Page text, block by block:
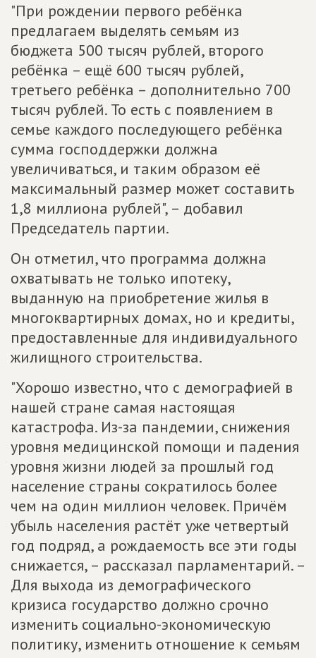
"При рождении первого ребёнка
предлагаем выделять семьям из
бюджета 500 тысяч рублей, второго
ребёнка – ещё 600 тысяч рублей,
третьего ребёнка – дополнительно 700
тысяч рублей. То есть с появлением в
семье каждого последующего ребёнка
сумма господдержки должна
увеличиваться, и таким образом её
максимальный размер может составить
1,8 миллиона рублей", – добавил
Председатель партии.
Он отметил, что программа должна
охватывать не только ипотеку,
выданную на приобретение жилья в
многоквартирных домах, но и кредиты,
предоставленные для индивидуального
жилищного строительства.
"Хорошо известно, что с демографией в
нашей стране самая настоящая
катастрофа. Из-за пандемии, снижения
уровня медицинской помощи и падения
уровня жизни людей за прошлый год
население страны сократилось более
чем на один миллион человек. Причём
убыль населения растёт уже четвертый
год подряд, а рождаемость все эти годы
снижается, – рассказал парламентарий. –
Для выхода из демографического
кризиса государство должно срочно
изменить социально-экономическую
политику, изменить отношение к семьям